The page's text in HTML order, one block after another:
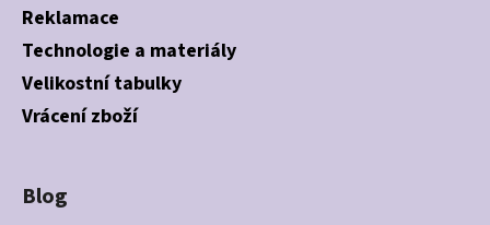
Reklamace
Technologie a materiály
Velikostní tabulky
Vrácení zboží
Blog